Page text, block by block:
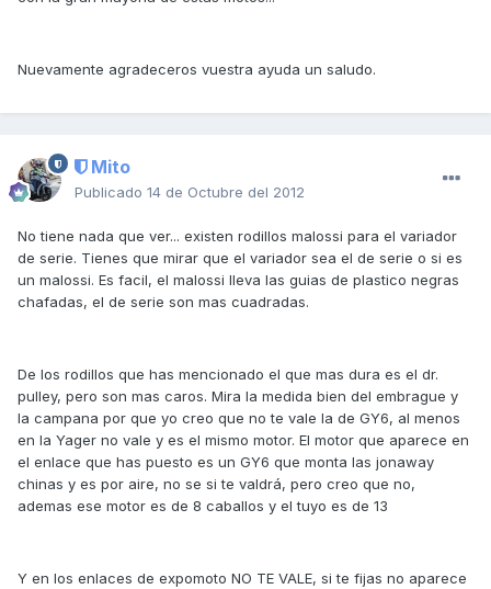
Nuevamente agradeceros vuestra ayuda un saludo.
Mito
Publicado 14 de Octubre del 2012
No tiene nada que ver... existen rodillos malossi para el variador
de serie. Tienes que mirar que el variador sea el de serie o si es
un malossi. Es facil, el malossi lleva las guias de plastico negras
chafadas, el de serie son mas cuadradas.
De los rodillos que has mencionado el que mas dura es el dr.
pulley, pero son mas caros. Mira la medida bien del embrague y
la campana por que yo creo que no te vale la de GY6, al menos
en la Yager no vale y es el mismo motor. El motor que aparece en
el enlace que has puesto es un GY6 que monta las jonaway
chinas y es por aire, no se si te valdrá, pero creo que no,
ademas ese motor es de 8 caballos y el tuyo es de 13
Y en los enlaces de expomoto NO TE VALE, si te fijas no aparece